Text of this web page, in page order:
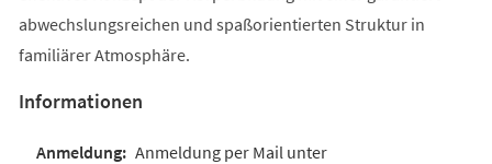
abwechslungsreichen und spaßorientierten Struktur in
familiärer Atmosphäre.
Informationen
Anmeldung per Mail unter